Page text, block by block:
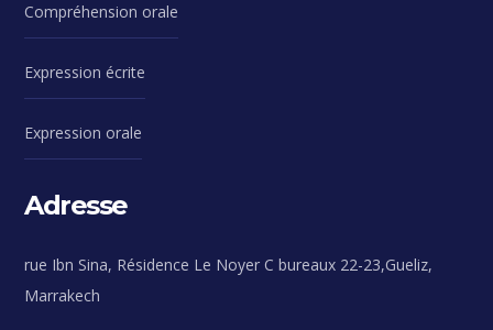
Compréhension orale
Expression écrite
Expression orale
Adresse
rue Ibn Sina, Résidence Le Noyer C bureaux 22-23,Gueliz,
Marrakech